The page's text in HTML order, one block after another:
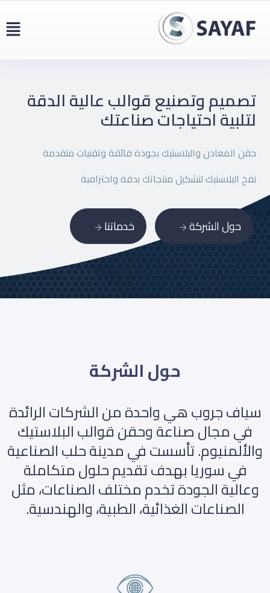
تصميم وتصنيع قوالب عاليةالدقة
لتلبية احتياجات صناعتك
حقن المعادن والبلاستيك بجودة فائقة وتقنيات متقدمة
نفخ البلاستيك لتشكيل منتجاتك بدقة واحترافية
حول الشركة خدماتنا
حول الشركة
سياف جروب هي واحدة من الشركات الرائدة
في مجال صناعة وحقن قوالب البلاستيك
والألمنيوم. تأسست في مدينة حلب الصناعية
في سوريا بهدف تقديم حلول متكاملة
وعالية الجودة تخدم مختلف الصناعات، مثل
الصناعات الغذائية، الطبية، والهندسية.